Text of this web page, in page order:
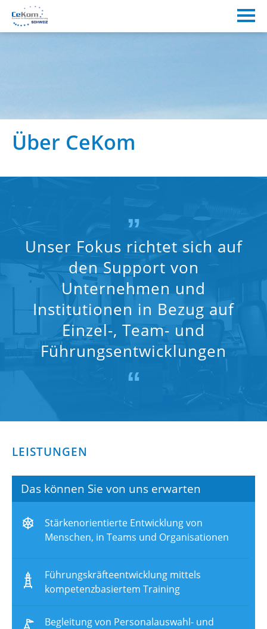
Über CeKom
„
Unser Fokus richtet sich auf
den Support von
Unternehmen und
Institutionen in Bezug auf
Einzel-, Team- und
Führungsentwicklungen
“
LEISTUNGEN
Das können Sie von uns erwarten
Stärkenorientierte Entwicklung von
Menschen, in Teams und Organisationen
Führungskräfteentwicklung mittels
kompetenzbasiertem Training
Begleitung von Personalauswahl- und